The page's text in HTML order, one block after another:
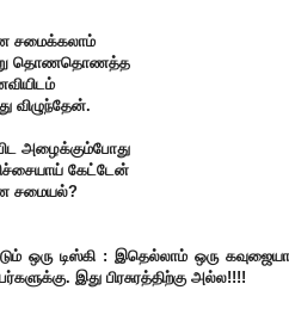
சமைக்கலாம்
தொணதொணத்த
விழுந்தேன்.
அழைக்கும்போது
கேட்டேன்
சமையல்?
ஒரு டிஸ்கி : இதெல்லாம் ஒரு கவுஜையா
இது பிரசுரத்திற்கு அல்ல!!!!